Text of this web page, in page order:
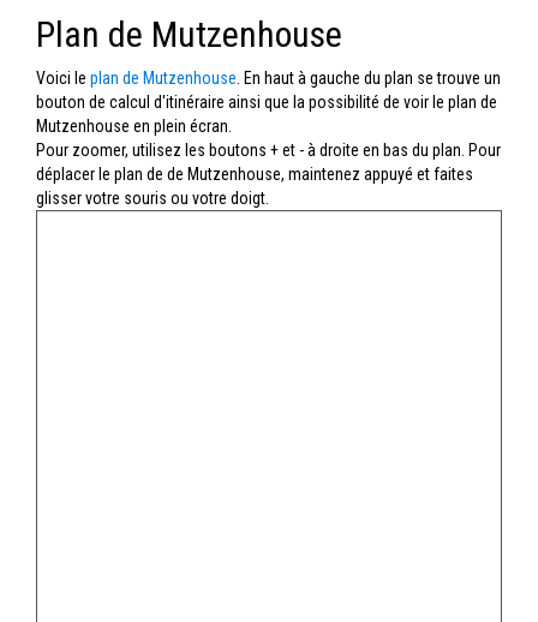
Plan de Mutzenhouse
Voici le plan de Mutzenhouse . En haut à gauche du plan se trouve un
bouton de calcul d'itinéraire ainsi que la possibilité de voir le plan de
Mutzenhouse en plein écran.
Pour zoomer, utilisez les boutons + et - à droite en bas du plan. Pour
déplacer le plan de de Mutzenhouse, maintenez appuyé et faites
glisser votre souris ou votre doigt.